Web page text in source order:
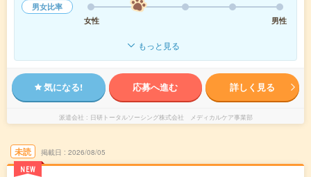
男女比率
女性
男性
もっと見る
気になる! 応募へ進む 詳しく見る
派遣会社 日研トータルソーシング株式会社 メディカルケア事業部
未読
NEW
掲載日 2026/08/05